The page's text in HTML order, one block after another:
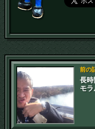
前の
長時
モラ